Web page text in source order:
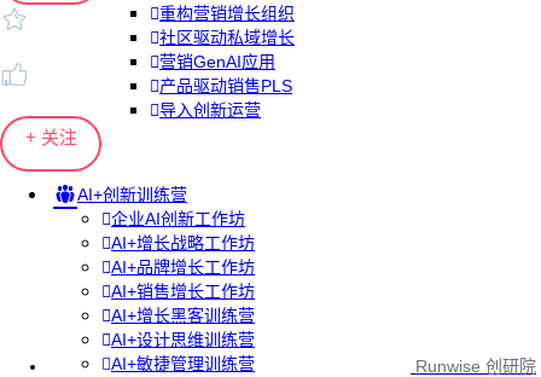
重构营销增长组织
社区驱动私域增长
营销GenAI应用
产品驱动销售PLS
导入创新运营
AI+创新训练营
企业AI创新工作坊
AI+增长战略工作坊
AI+品牌增长工作坊
AI+销售增长工作坊
AI+增长黑客训练营
AI+设计思维训练营
AI+敏捷管理训练营
+ 关注
Runwise 创研院